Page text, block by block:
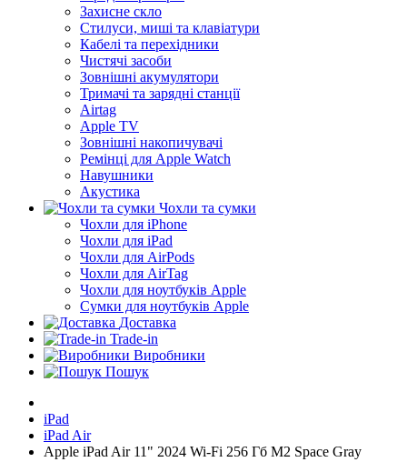
Захисне скло
Стилуси, миші та клавіатури
Кабелі та перехідники
Чистячі засоби
Зовнішні акумулятори
Тримачі та зарядні станції
Airtag
Apple TV
Зовнішні накопичувачі
Ремінці для Apple Watch
Навушники
Акустика
Чохли та сумки
Чохли для iPhone
Чохли для iPad
Чохли для AirPods
Чохли для AirTag
Чохли для ноутбуків Apple
Сумки для ноутбуків Apple
Доставка
Trade-in
Виробники
Пошук
iPad
iPad Air
Apple iPad Air 11" 2024 Wi-Fi 256 Гб M2 Space Gray